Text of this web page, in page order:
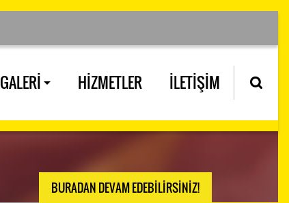
GALERİ HİZMETLER İLETİŞİM
BURADAN DEVAM EDEBİLİRSİNİZ!